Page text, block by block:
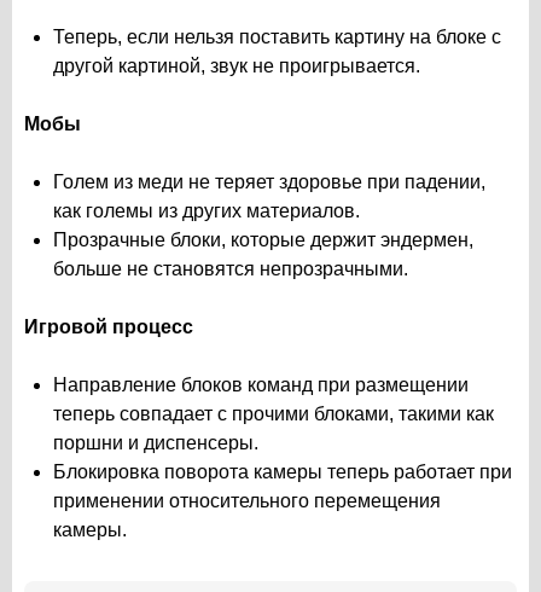
Теперь, если нельзя поставить картину на блоке с
другой картиной, звук не проигрывается.
Мобы
Голем из меди не теряет здоровье при падении,
как големы из других материалов.
Прозрачные блоки, которые держит эндермен,
больше не становятся непрозрачными.
Игровой процесс
Направление блоков команд при размещении
теперь совпадает с прочими блоками, такими как
поршни и диспенсеры.
Блокировка поворота камеры теперь работает при
применении относительного перемещения
камеры.